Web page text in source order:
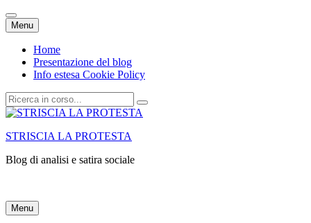
Menu Vai
al
contenuto
Home
Presentazione del blog
Info estesa Cookie Policy
Cerca:
STRISCIA LA PROTESTA
Blog di analisi e satira sociale
Menu Vai
al